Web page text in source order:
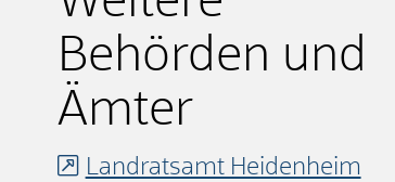
Behörden und
Ämter
Landratsamt Heidenheim